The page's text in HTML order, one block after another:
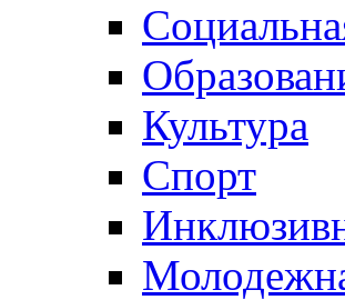
Культура
Спорт